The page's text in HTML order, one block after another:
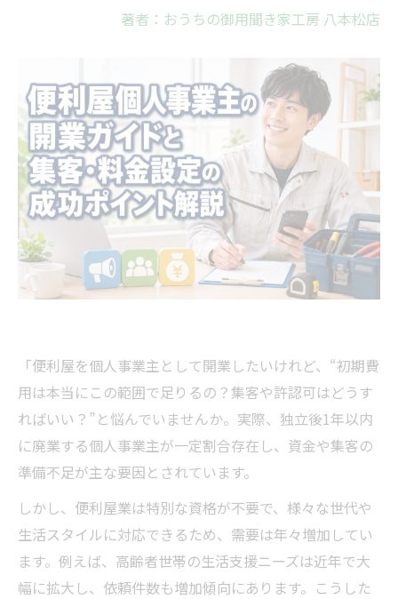
著者：おうちの御用聞き家工房 八本松店
「便利屋を個人事業主として開業したいけれど、“初期費
用は本当にこの範囲で足りるの？集客や許認可はどうす
ればいい？”と悩んでいませんか。実際、独立後1年以内
に廃業する個人事業主が一定割合存在し、資金や集客の
準備不足が主な要因とされています。
しかし、便利屋業は特別な資格が不要で、様々な世代や
生活スタイルに対応できるため、需要は年々増加してい
ます。例えば、高齢者世帯の生活支援ニーズは近年で大
幅に拡大し、依頼件数も増加傾向にあります。こうした